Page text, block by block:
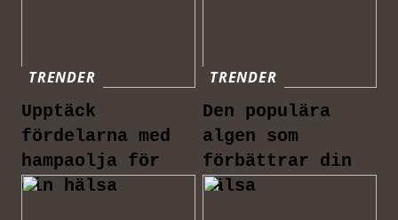
TRENDER
Upptäck
fördelarna med
hampaolja för
din hälsa
TRENDER
Den populära
algen som
förbättrar din
hälsa